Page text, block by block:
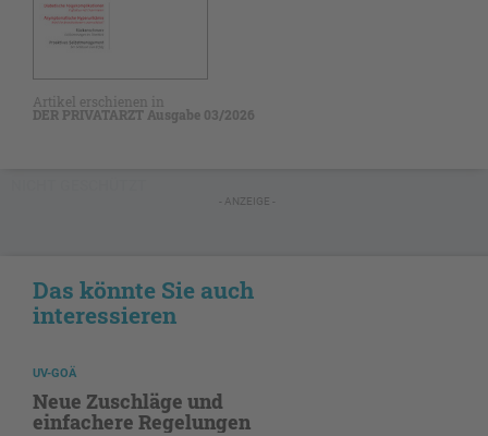
Artikel erschienen in
DER PRIVATARZT Ausgabe 03/2026
- ANZEIGE -
Das könnte Sie auch
interessieren
UV-GOÄ
Neue Zuschläge und
einfachere Regelungen